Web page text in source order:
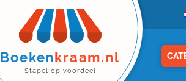
Boekenkraam.nl
Stapel op voordeel